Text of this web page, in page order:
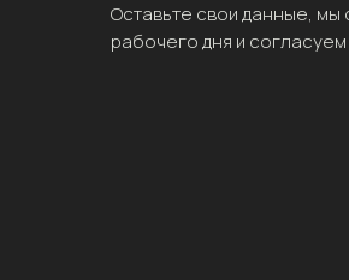
Оставьте свои данные, мы
рабочего дня и